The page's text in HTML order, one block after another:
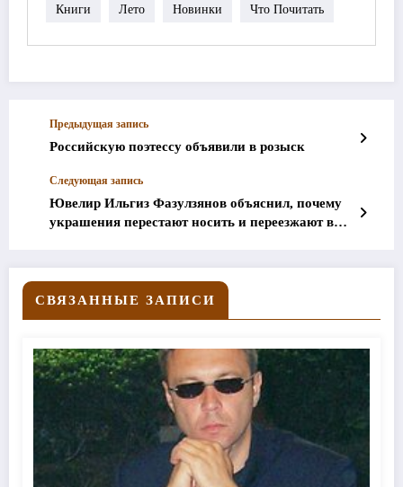
Книги Лето Новинки Что Почитать
Предыдущая запись
Российскую поэтессу объявили в розыск
Следующая запись
Ювелир Ильгиз Фазулзянов объяснил, почему
украшения перестают носить и переезжают в
СВЯЗАННЫЕ ЗАПИСИ